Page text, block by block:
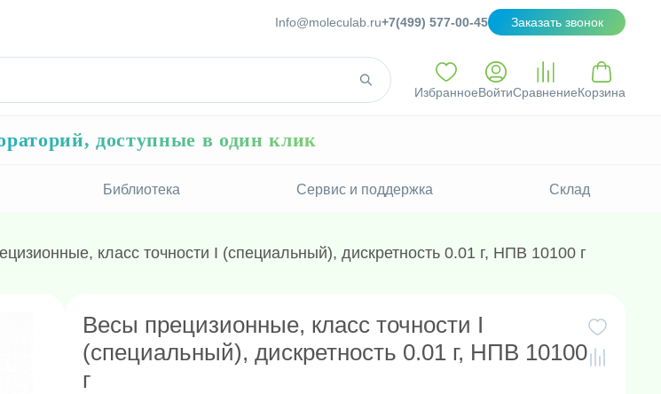
Info@moleculab.ru+7(499) 577-00-45 Заказать звонок
ИзбранноеВойтиСравнениеКорзина
доступные в один клик
Библиотека Сервис и поддержка Склад
класс точности I (специальный), дискретность 0.01 г, НПВ 10100 г
Весы прецизионные, класс точности I
(специальный), дискретность 0.01 г, НПВ 10100
г